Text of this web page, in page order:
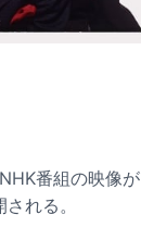
番組の映像
れる。